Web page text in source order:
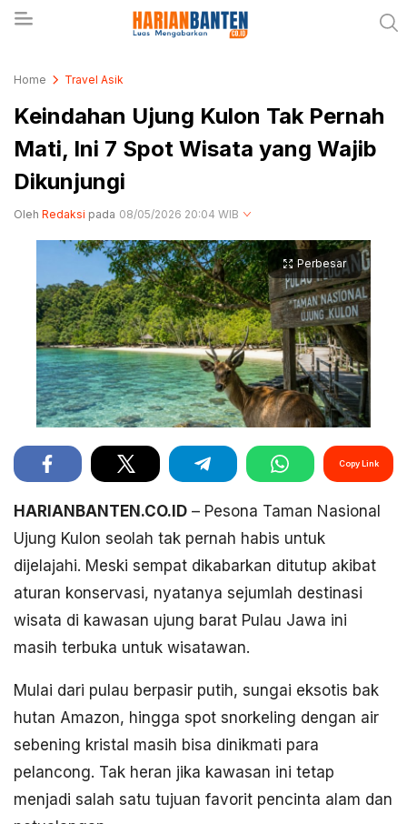
Harianbanten.co.id
Ini
Home Travel Asik
Keindahan Ujung Kulon Tak Pernah
Mati, Ini 7 Spot Wisata yang Wajib
Dikunjungi
Oleh Redaksi pada 08/05/2026 20:04 WIB
Perbesar
Copy Link
HARIANBANTEN.CO.ID – Pesona Taman Nasional
Ujung Kulon seolah tak pernah habis untuk
dijelajahi. Meski sempat dikabarkan ditutup akibat
aturan konservasi, nyatanya sejumlah destinasi
wisata di kawasan ujung barat Pulau Jawa ini
masih terbuka untuk wisatawan.
Mulai dari pulau berpasir putih, sungai eksotis bak
hutan Amazon, hingga spot snorkeling dengan air
sebening kristal masih bisa dinikmati para
pelancong. Tak heran jika kawasan ini tetap
menjadi salah satu tujuan favorit pencinta alam dan